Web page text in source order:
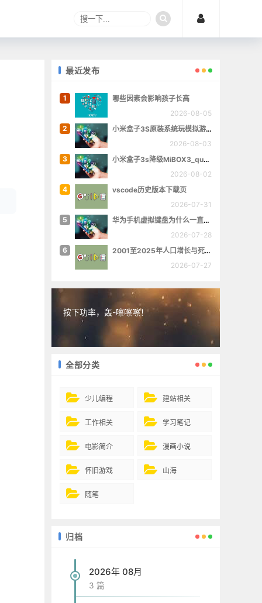
最近发布
1
哪些因素会影响孩子长高
2026-08-05
2
小米盒子3S原装系统玩模拟游戏
2026-08-03
3
小米盒子3s降级MiBOX3_queenchristina_r145
2026-08-02
4
vscode历史版本下载页
2026-07-31
5
华为手机虚拟键盘为什么一直跳出来
2026-07-28
6
2001至2025年人口增长与死亡数量概览
2026-07-27
按下功率，轰-嚓嚓嚓！
全部分类
少儿编程 建站相关
工作相关 学习笔记
电影简介 漫画小说
怀旧游戏 山海
随笔
归档
2026年 08月
3 篇